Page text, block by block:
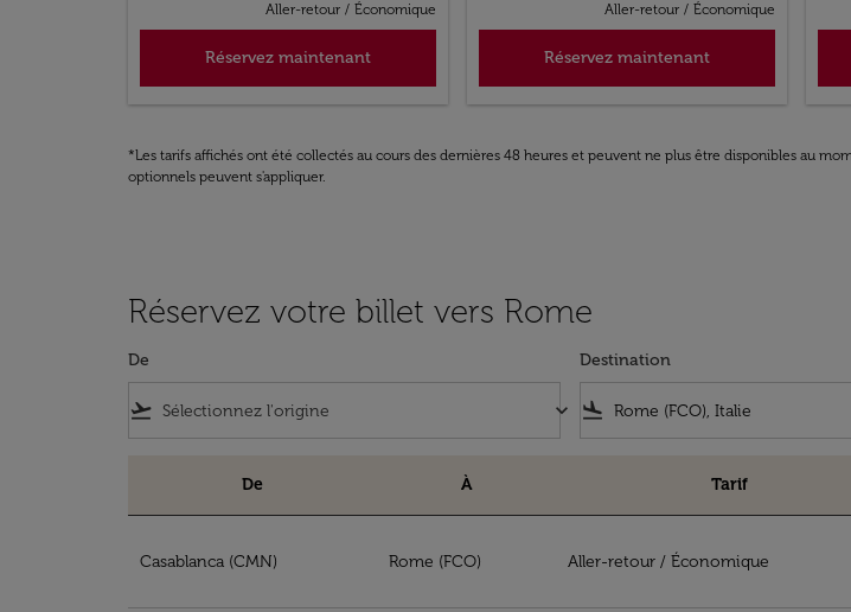
Aller-retour / Économique
Réservez maintenant
Aller-retour / Économique
Réservez maintenant
*Les tarifs affichés ont été collectés au cours des dernières 48 heures et peuvent ne plus être disponibles au
optionnels peuvent s'appliquer.
Réservez votre billet vers Rome
De
flight_takeoff keyboard_arrow_down
Destination
flight_land
De À Tarif
Casablanca (CMN) Rome (FCO) Aller-retour / Économique